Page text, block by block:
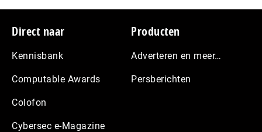
Footer
Direct naar
Kennisbank
Computable Awards
Colofon
Cybersec e-Magazine
Producten
Adverteren en meer…
Persberichten